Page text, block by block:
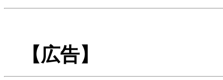
【広告】